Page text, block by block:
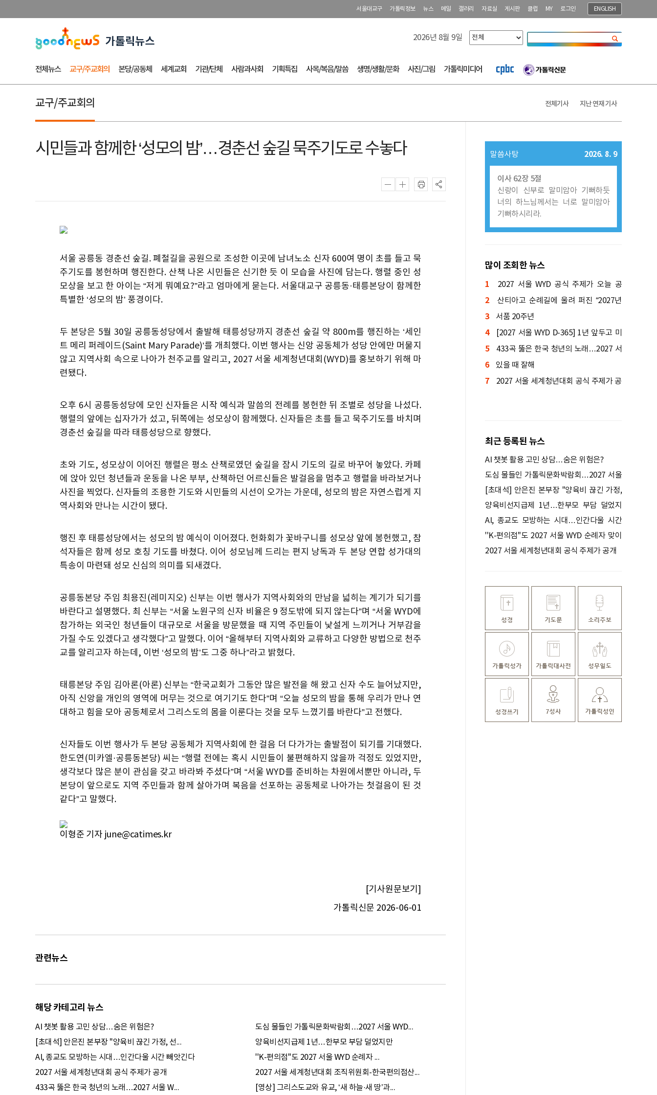
서울대교구 가톨릭정보 뉴스 메일 갤러리 자료실 게시판 클럽 MY 로그인 ENGLISH
2026년 8월 9일
전체뉴스 교구/주교회의 본당/공동체 세계교회 기관/단체 사람과사회 기획특집 사목/복음/말씀 생명/생활/문화 사진/그림 가톨릭미디어
교구/주교회의 전체기사 지난 연재 기사
시민들과 함께한 ‘성모의 밤’…경춘선 숲길 묵주기도로 수놓다
서울 공릉동 경춘선 숲길. 폐철길을 공원으로 조성한 이곳에 남녀노소 신자 600여 명이 초를 들고 묵
주기도를 봉헌하며 행진한다. 산책 나온 시민들은 신기한 듯 이 모습을 사진에 담는다. 행렬 중인 성
모상을 보고 한 아이는 “저게 뭐예요?”라고 엄마에게 묻는다. 서울대교구 공릉동·태릉본당이 함께한
특별한 ‘성모의 밤’ 풍경이다.
두 본당은 5월 30일 공릉동성당에서 출발해 태릉성당까지 경춘선 숲길 약 800m를 행진하는 ‘세인
트 메리 퍼레이드(Saint Mary Parade)’를 개최했다. 이번 행사는 신앙 공동체가 성당 안에만 머물지
않고 지역사회 속으로 나아가 천주교를 알리고, 2027 서울 세계청년대회(WYD)를 홍보하기 위해 마
련됐다.
오후 6시 공릉동성당에 모인 신자들은 시작 예식과 말씀의 전례를 봉헌한 뒤 조별로 성당을 나섰다.
행렬의 앞에는 십자가가 섰고, 뒤쪽에는 성모상이 함께했다. 신자들은 초를 들고 묵주기도를 바치며
경춘선 숲길을 따라 태릉성당으로 향했다.
초와 기도, 성모상이 이어진 행렬은 평소 산책로였던 숲길을 잠시 기도의 길로 바꾸어 놓았다. 카페
에 앉아 있던 청년들과 운동을 나온 부부, 산책하던 어르신들은 발걸음을 멈추고 행렬을 바라보거나
사진을 찍었다. 신자들의 조용한 기도와 시민들의 시선이 오가는 가운데, 성모의 밤은 자연스럽게 지
역사회와 만나는 시간이 됐다.
행진 후 태릉성당에서는 성모의 밤 예식이 이어졌다. 헌화회가 꽃바구니를 성모상 앞에 봉헌했고, 참
석자들은 함께 성모 호칭 기도를 바쳤다. 이어 성모님께 드리는 편지 낭독과 두 본당 연합 성가대의
특송이 마련돼 성모 신심의 의미를 되새겼다.
공릉동본당 주임 최용진(레미지오) 신부는 이번 행사가 지역사회와의 만남을 넓히는 계기가 되기를
바란다고 설명했다. 최 신부는 “서울 노원구의 신자 비율은 9 정도밖에 되지 않는다”며 “서울 WYD에
참가하는 외국인 청년들이 대규모로 서울을 방문했을 때 지역 주민들이 낯설게 느끼거나 거부감을
가질 수도 있겠다고 생각했다”고 말했다. 이어 “올해부터 지역사회와 교류하고 다양한 방법으로 천주
교를 알리고자 하는데, 이번 ‘성모의 밤’도 그중 하나”라고 밝혔다.
태릉본당 주임 김아론(아론) 신부는 “한국교회가 그동안 많은 발전을 해 왔고 신자 수도 늘어났지만,
아직 신앙을 개인의 영역에 머무는 것으로 여기기도 한다”며 “오늘 성모의 밤을 통해 우리가 만나 연
대하고 힘을 모아 공동체로서 그리스도의 몸을 이룬다는 것을 모두 느꼈기를 바란다”고 전했다.
신자들도 이번 행사가 두 본당 공동체가 지역사회에 한 걸음 더 다가가는 출발점이 되기를 기대했다.
한도연(미카엘·공릉동본당) 씨는 “행렬 전에는 혹시 시민들이 불편해하지 않을까 걱정도 있었지만,
생각보다 많은 분이 관심을 갖고 바라봐 주셨다”며 “서울 WYD를 준비하는 차원에서뿐만 아니라, 두
본당이 앞으로도 지역 주민들과 함께 살아가며 복음을 선포하는 공동체로 나아가는 첫걸음이 된 것
같다”고 말했다.
이형준 기자 june@catimes.kr
[기사원문보기]
가톨릭신문 2026-06-01
관련뉴스
해당 카테고리 뉴스
AI 챗봇 활용 고민 상담…숨은 위험은?
도심 물들인 가톨릭문화박람회…2027 서울 WYD...
[초대석] 안은진 본부장 "양육비 끊긴 가정, 선...
양육비선지급제 1년…한부모 부담 덜었지만
AI, 종교도 모방하는 시대…인간다울 시간 빼앗긴다
''K-편의점''도 2027 서울 WYD 순례자 ...
2027 서울 세계청년대회 공식 주제가 공개
2027 서울 세계청년대회 조직위원회-한국편의점산...
433곡 뚫은 한국 청년의 노래…2027 서울 W...
[영상] 그리스도교와 유교, ‘새 하늘·새 땅’과...
말씀사탕 2026. 8. 9
이사 62장 5절
신랑이 신부로 말미암아 기뻐하듯
너의 하느님께서는 너로 말미암아
기뻐하시리라.
많이 조회한 뉴스
1
2027 서울 WYD 공식 주제가 오늘 공
개…한국인 곡 선정
2
산티아고 순례길에 울려 퍼진 “2027년
서울에서 만나요!”
3 서품 20주년
4
[2027 서울 WYD D-365] 1년 앞두고 미
니 WYD 열린다
5
433곡 뚫은 한국 청년의 노래…2027 서
울 WYD 공식 주제가로
6 있을 때 잘해
7
2027 서울 세계청년대회 공식 주제가 공
최근 등록된 뉴스
AI 챗봇 활용 고민 상담…숨은 위험은?
도심 물들인 가톨릭문화박람회…2027 서울
WYD 기대 높여
[초대석] 안은진 본부장 "양육비 끊긴 가정,
선지급 후 아이 치료도 재개"
양육비선지급제 1년…한부모 부담 덜었지
만
AI, 종교도 모방하는 시대…인간다울 시간
빼앗긴다
''K-편의점''도 2027 서울 WYD 순례자 맞이
나선다
2027 서울 세계청년대회 공식 주제가 공개